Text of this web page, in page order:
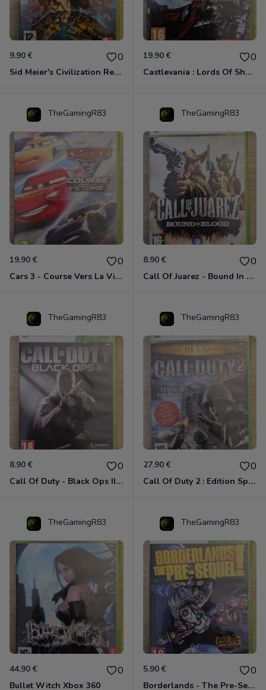
9.90 € 0
Sid Meier's Civilization Revolution Xbox 360
19.90 € 0
Castlevania : Lords Of Shadow Xbox 360
TheGamingR83
19.90 € 0
Cars 3 - Course Vers La Victoire Xbox 360
TheGamingR83
8.90 € 0
Call Of Juarez - Bound In Blood Xbox 360
TheGamingR83
8.90 € 0
Call Of Duty - Black Ops II Xbox 360
TheGamingR83
27.90 € 0
Call Of Duty 2 : Edition Spéciale Xbox 360 GOTY
TheGamingR83
44.90 € 0
Bullet Witch Xbox 360
TheGamingR83
5.90 € 0
Borderlands - The Pre-Sequel ! Xbox 360